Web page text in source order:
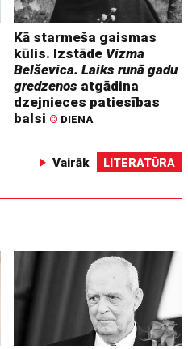
Kā starmeša gaismas
kūlis. Izstāde Vizma
Belševica. Laiks runā gadu
gredzenos atgādina
dzejnieces patiesības
balsi © DIENA
Vairāk LITERATŪRA